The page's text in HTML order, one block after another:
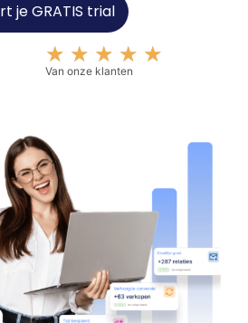
je GRATIS trial
★ ★ ★ ★ ★
Van onze klanten